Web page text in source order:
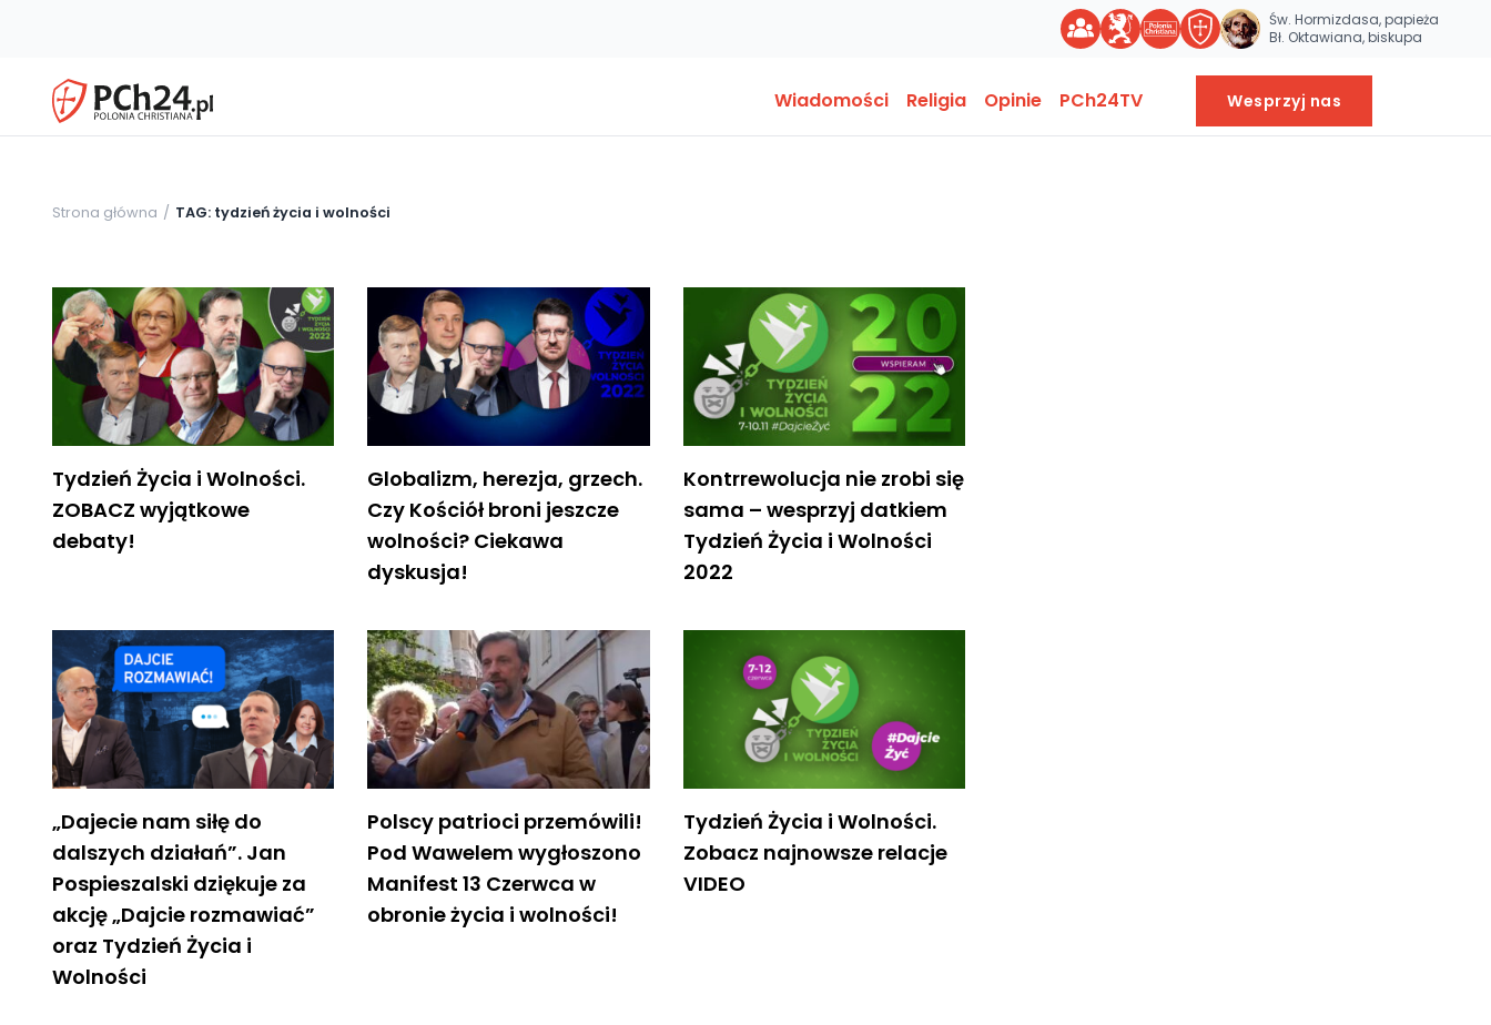
Św. Hormizdasa, papieża
Bł. Oktawiana, biskupa
Wiadomości Religia Opinie PCh24TV Wesprzyj nas
Strona główna TAG: tydzień życia i wolności
Tydzień Życia i Wolności.
ZOBACZ wyjątkowe
debaty!
Globalizm, herezja, grzech.
Czy Kościół broni jeszcze
wolności? Ciekawa
dyskusja!
Kontrrewolucja nie zrobi się
sama – wesprzyj datkiem
Tydzień Życia i Wolności
2022
„Dajecie nam siłę do
dalszych działań”. Jan
Pospieszalski dziękuje za
akcję „Dajcie rozmawiać”
oraz Tydzień Życia i
Wolności
Polscy patrioci przemówili!
Pod Wawelem wygłoszono
Manifest 13 Czerwca w
obronie życia i wolności!
Tydzień Życia i Wolności.
Zobacz najnowsze relacje
VIDEO